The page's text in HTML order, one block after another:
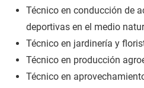
Técnico en conducción de
deportivas en el medio
Técnico en jardinería y
Técnico en producción
Técnico en